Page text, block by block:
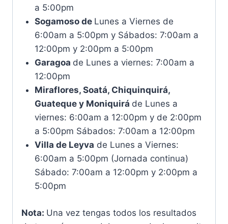
a 5:00pm
Sogamoso de Lunes a Viernes de
6:00am a 5:00pm y Sábados: 7:00am a
12:00pm y 2:00pm a 5:00pm
Garagoa de Lunes a viernes: 7:00am a
12:00pm
Miraflores, Soatá, Chiquinquirá,
Guateque y Moniquirá de Lunes a
viernes: 6:00am a 12:00pm y de 2:00pm
a 5:00pm Sábados: 7:00am a 12:00pm
Villa de Leyva de Lunes a Viernes:
6:00am a 5:00pm (Jornada continua)
Sábado: 7:00am a 12:00pm y 2:00pm a
5:00pm
Nota: Una vez tengas todos los resultados